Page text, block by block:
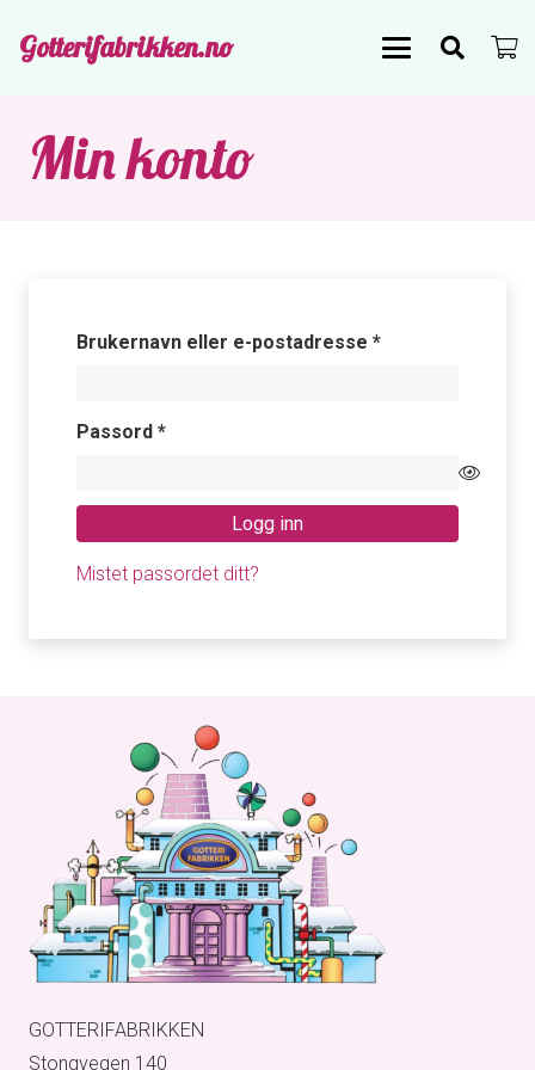
Gotterifabrikken.no
Min konto
Brukernavn eller e-postadresse *Påkrevd
Passord *Påkrevd
Logg inn
Mistet passordet ditt?
GOTTERIFABRIKKEN
Stongvegen 140